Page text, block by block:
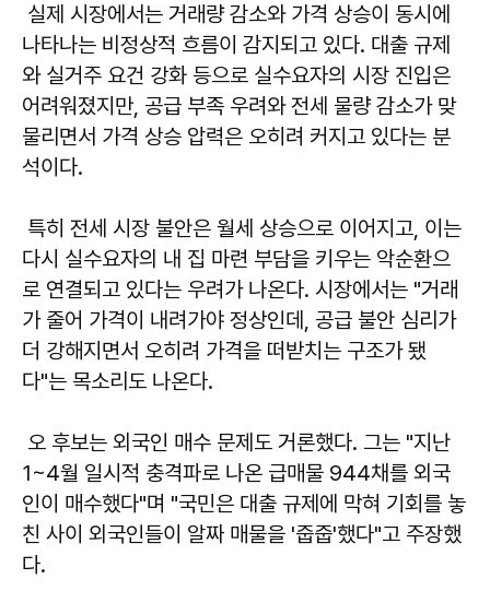
실제 시장에서는 거래량 감소와 가격 상승이 동시에
나타나는 비정상적 흐름이 감지되고 있다. 대출 규제
와 실거주 요건 강화 등으로 실수요자의 시장 진입은
어려워졌지만, 공급 부족 우려와 전세 물량 감소가 맞
물리면서 가격 상승 압력은 오히려 커지고 있다는 분
석이다.
특히 전세 시장 불안은 월세 상승으로 이어지고, 이는
다시 실수요자의 내 집 마련 부담을 키우는 악순환으
로 연결되고 있다는 우려가 나온다. 시장에서는 "거래
가 줄어 가격이 내려가야 정상인데, 공급 불안 심리가
더 강해지면서 오히려 가격을 떠받치는 구조가 됐
다"는 목소리도 나온다.
오 후보는 외국인 매수 문제도 거론했다. 그는 "지난
1~4월 일시적 충격파로 나온 급매물 944채를 외국
인이 매수했다"며 "국민은 대출 규제에 막혀 기회를 놓
친 사이 외국인들이 알짜 매물을 '줍줍'했다"고 주장했
다.